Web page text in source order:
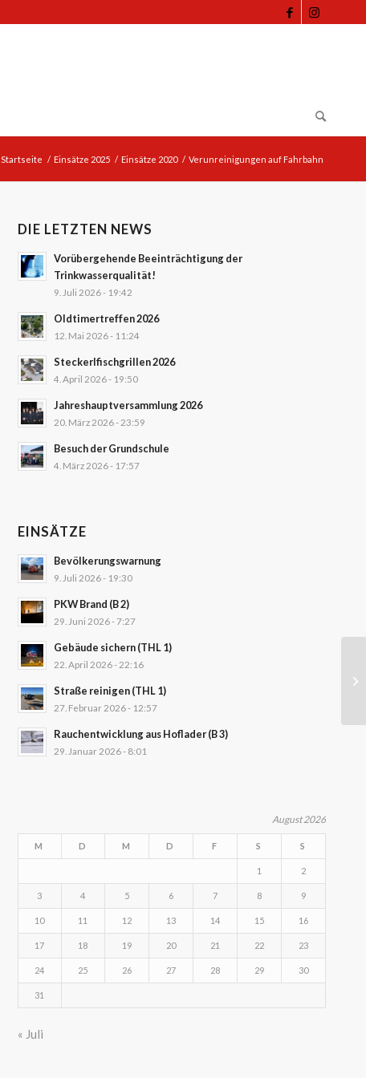
Startseite / Einsätze 2025 / Einsätze 2020 / Verunreinigungen auf Fahrbahn
DIE LETZTEN NEWS
Vorübergehende Beeinträchtigung der
Trinkwasserqualität!
9. Juli 2026 - 19:42
Oldtimertreffen 2026
12. Mai 2026 - 11:24
Steckerlfischgrillen 2026
4. April 2026 - 19:50
Jahreshauptversammlung 2026
20. März 2026 - 23:59
Besuch der Grundschule
4. März 2026 - 17:57
EINSÄTZE
Bevölkerungswarnung
9. Juli 2026 - 19:30
PKW Brand (B 2)
29. Juni 2026 - 7:27
Gebäude sichern (THL 1)
22. April 2026 - 22:16
Straße reinigen (THL 1)
27. Februar 2026 - 12:57
Rauchentwicklung aus Hoflader (B 3)
29. Januar 2026 - 8:01
August 2026
M D M D F S S
1 2
3 4 5 6 7 8 9
10 11 12 13 14 15 16
17 18 19 20 21 22 23
24 25 26 27 28 29 30
31
« Juli